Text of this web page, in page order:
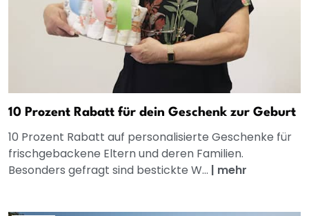
10 Prozent Rabatt für dein Geschenk zur Geburt
10 Prozent Rabatt auf personalisierte Geschenke für
frischgebackene Eltern und deren Familien.
Besonders gefragt sind bestickte W... | mehr